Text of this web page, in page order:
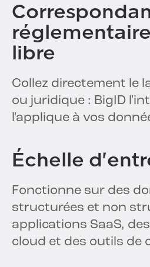
libre
Collez directement le
ou juridique : BigID
l'applique à vos
Échelle
Fonctionne sur des
structurées et non
applications SaaS,
cloud et des outils de